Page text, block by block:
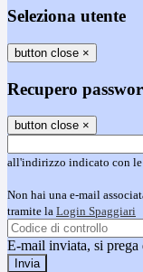
Seleziona utente
button close ×
Recupero
button close ×
all'indirizzo indicato con le
Non hai una e-mail
tramite la Login Spaggiari
E-mail inviata, si prega